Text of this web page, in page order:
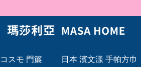
スモ 門簾 日本 濱文漾 手帕方巾